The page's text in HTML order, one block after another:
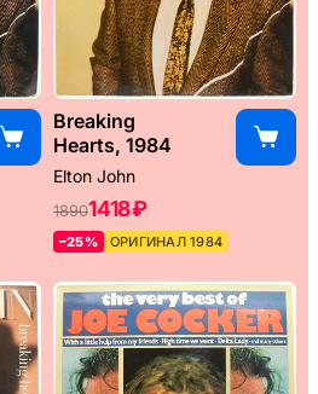
Breaking
Hearts, 1984
Elton John
18901418 ₽
–25% ОРИГИНАЛ 1984